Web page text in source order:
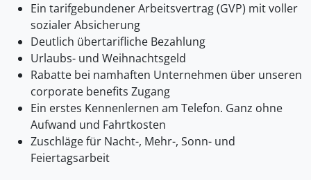
Ein tarifgebundener Arbeitsvertrag (GVP) mit voller
sozialer Absicherung
Deutlich übertarifliche Bezahlung
Urlaubs- und Weihnachtsgeld
Rabatte bei namhaften Unternehmen über unseren
corporate benefits Zugang
Ein erstes Kennenlernen am Telefon. Ganz ohne
Aufwand und Fahrtkosten
Zuschläge für Nacht-, Mehr-, Sonn- und
Feiertagsarbeit